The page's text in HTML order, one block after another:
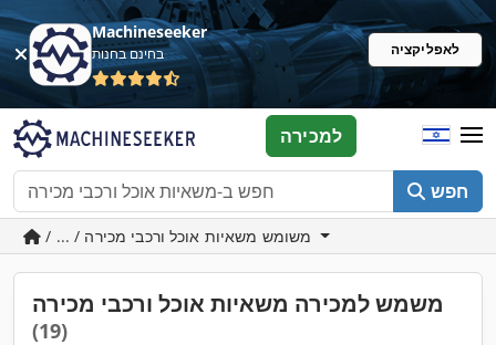
Machineseeker
בחינם בחנות לאפליקציה
חפש
למכירה
משמש למכירה משאיות אוכל ורכבי מכירה
(19)